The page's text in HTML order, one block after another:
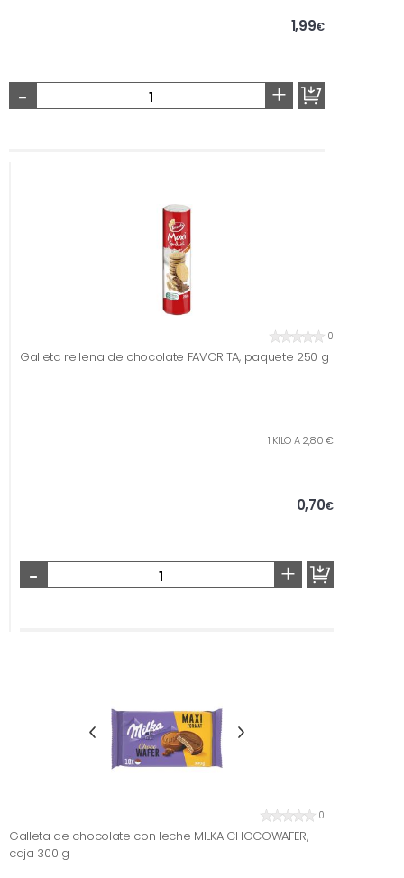
1,99€
- +
0
Galleta rellena de chocolate FAVORITA, paquete 250 g
1 KILO A 2,80 €
0,70€
- +
0
Galleta de chocolate con leche MILKA CHOCOWAFER,
caja 300 g